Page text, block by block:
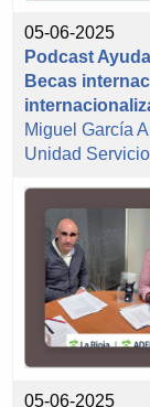
05-06-2025
Podcast
Becas
Miguel García
Unidad
05-06-2025